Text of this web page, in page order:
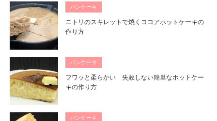
パンケーキ
ニトリのスキレットで焼くココアホットケーキの
作り方
パンケーキ
フワッと柔らかい 失敗しない簡単なホットケー
キの作り方
パンケーキ